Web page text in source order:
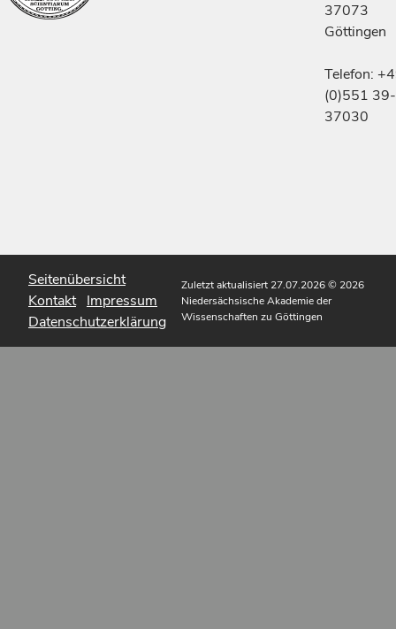
37073
Göttingen
Telefon:
(0)551 39-
37030
Seitenübersicht
Kontakt Impressum
Datenschutzerklärung
Zuletzt aktualisiert 27.07.2026© 2026
Niedersächsische Akademie der
Wissenschaften zu Göttingen